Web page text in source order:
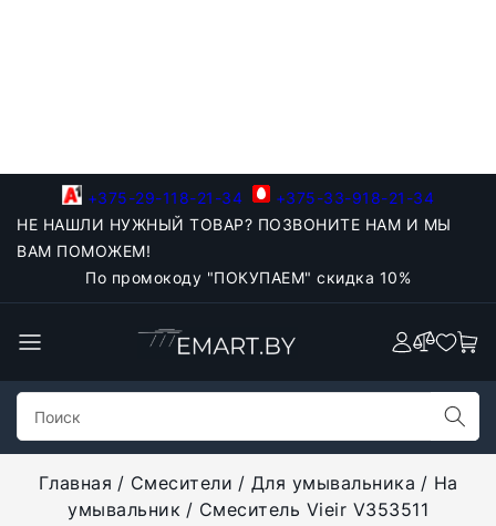
+375-29-118-21-34
+375-33-918-21-34
НЕ НАШЛИ НУЖНЫЙ ТОВАР? ПОЗВОНИТЕ НАМ И МЫ
ВАМ ПОМОЖЕМ!
По промокоду "ПОКУПАЕМ" скидка 10%
Главная Смесители Для умывальника
На
умывальник
Смеситель Vieir V353511